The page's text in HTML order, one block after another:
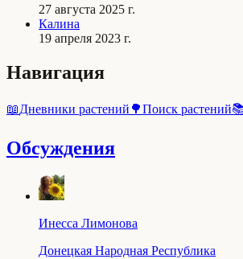
27 августа 2025 г.
Калина
19 апреля 2023 г.
Навигация
📖Дневники растений 🌳Поиск растений
Обсуждения
Инесса Лимонова
Донецкая Народная Республика